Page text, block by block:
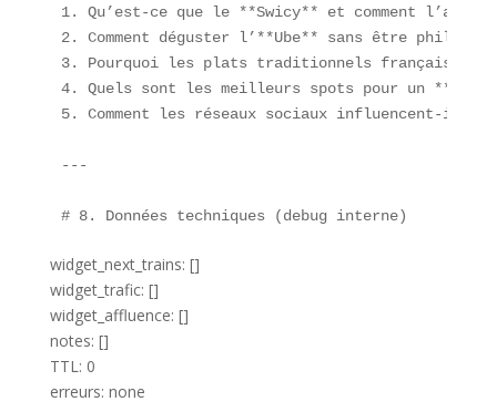
1. Qu’est-ce que le **Swicy** et comment
2. Comment déguster l’**Ube** sans être
3. Pourquoi les plats traditionnels français
4. Quels sont les meilleurs spots pour un
5. Comment les réseaux sociaux influencent-ils
---
widget_next_trains: []
widget_trafic: []
widget_affluence: []
notes: []
TTL: 0
erreurs: none